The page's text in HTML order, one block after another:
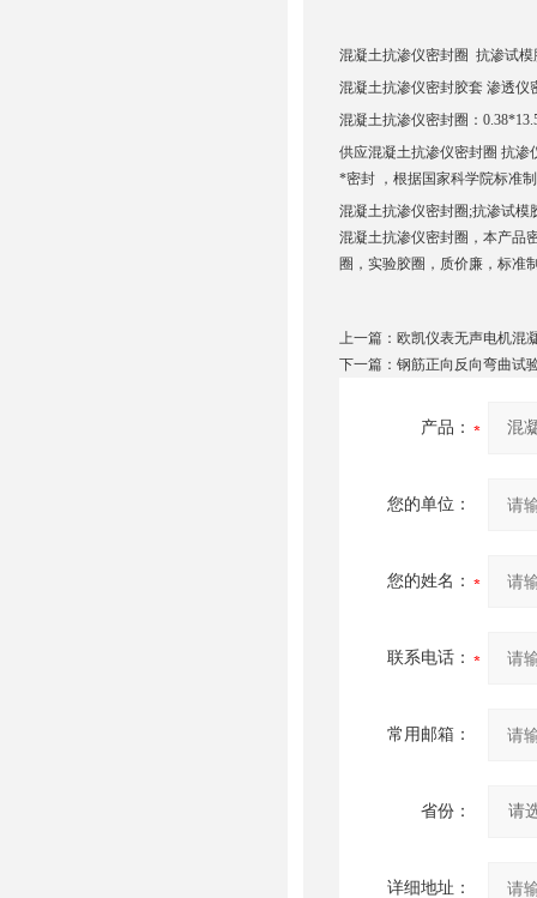
混凝土抗渗仪密封圈 抗渗试模
混凝土抗渗仪密封胶套 渗透仪
混凝土抗渗仪密封圈：
供应混凝土抗渗仪密封圈 抗渗
*密封 ，根据国家科学院标准
混凝土抗渗仪密封圈;抗渗试模
混凝土抗渗仪密封圈，本产品
圈，实验胶圈，质价廉，标准
上一篇： 欧凯仪表无声电机混
下一篇： 钢筋正向反向弯曲试
产品：
您的单位：
您的姓名：
联系电话：
常用邮箱：
省份：
详细地址：